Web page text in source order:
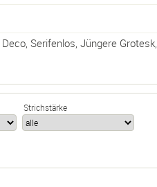
, Serifenlos, Jüngere Grotesk,
Strichstärke